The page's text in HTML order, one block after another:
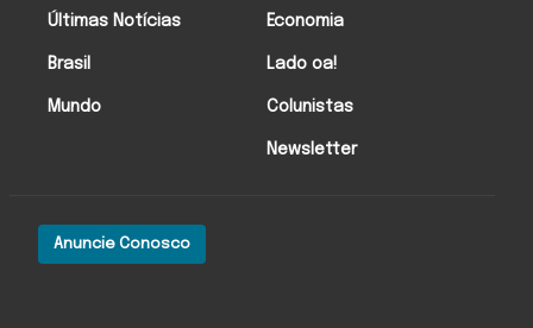
Anuncie Conosco
Últimas Notícias
Brasil
Mundo
Economia
Lado oa!
Colunistas
Newsletter